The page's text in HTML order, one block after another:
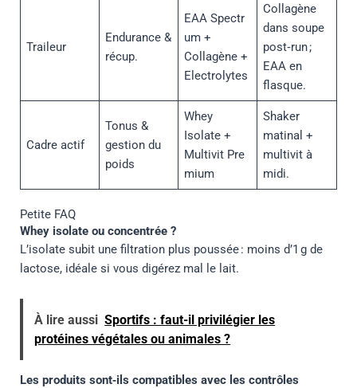
Traileur
Endurance &
récup.
EAA Spectr
um +
Collagène +
Electrolytes
Collagène
dans soupe
post‑run ;
EAA en
flasque.
Cadre actif
Tonus &
gestion du
poids
Whey
Isolate +
Multivit Pre
mium
Shaker
matinal +
multivit à
midi.
Petite FAQ
Whey isolate ou concentrée ?
L’isolate subit une filtration plus poussée : moins d’1 g de
lactose, idéale si vous digérez mal le lait.
À lire aussi Sportifs : faut-il privilégier les
protéines végétales ou animales ?
Les produits sont‑ils compatibles avec les contrôles